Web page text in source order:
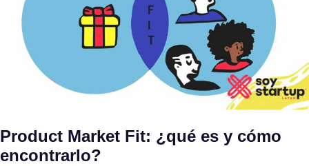
Product Market Fit: ¿qué es y cómo
encontrarlo?